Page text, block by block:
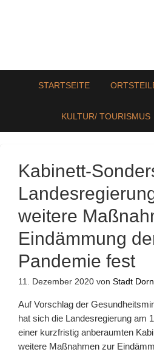
STARTSEITE
KULTUR/ TOURISMUS
Kabinett-
weitere
Eindämmung
Pandemie fest
11. Dezember 2020 von Stadt
Auf Vorschlag der
hat sich die Landesregierung am
einer kurzfristig anberaumten
weitere Maßnahmen zur